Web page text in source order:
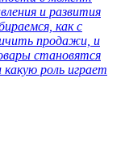
и развития
как с
продажи, и
становятся
роль играет